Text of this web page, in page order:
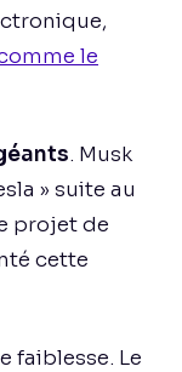
le
. Musk
» suite au
projet de
cette
faiblesse. Le